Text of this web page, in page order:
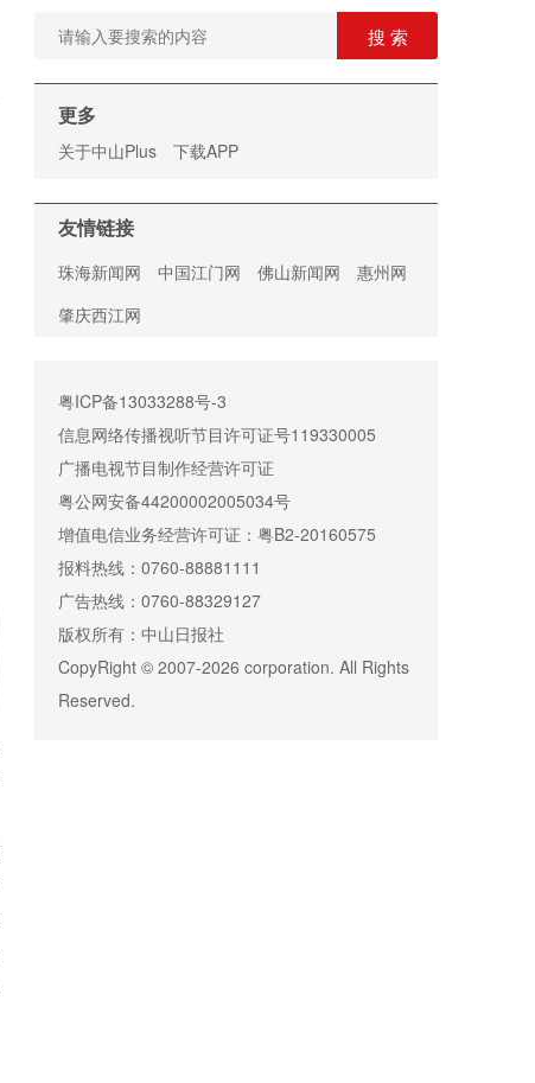
搜 索
更多
关于中山Plus 下载APP
友情链接
珠海新闻网 中国江门网 佛山新闻网
惠州网
肇庆西江网
粤ICP备13033288号-3
信息网络传播视听节目许可证号119330005
广播电视节目制作经营许可证
粤公网安备44200002005034号
增值电信业务经营许可证：粤B2-20160575
报料热线：0760-88881111
广告热线：0760-88329127
版权所有：中山日报社
CopyRight © 2007-2026 corporation. All Rights
Reserved.